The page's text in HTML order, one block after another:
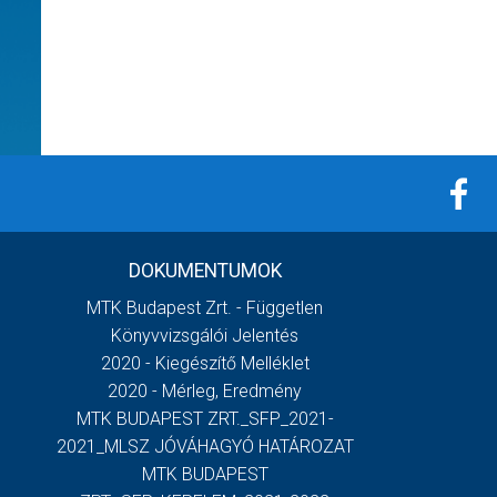
DOKUMENTUMOK
MTK Budapest Zrt. - Független
Könyvvizsgálói Jelentés
2020 - Kiegészítő Melléklet
2020 - Mérleg, Eredmény
MTK BUDAPEST ZRT._SFP_2021-
2021_MLSZ JÓVÁHAGYÓ HATÁROZAT
MTK BUDAPEST